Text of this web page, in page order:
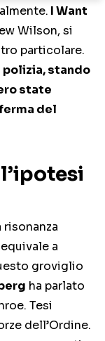
I Want
Wilson, si
particolare.
stando
state
del
a
groviglio
ha parlato
Tesi
dell’Ordine.